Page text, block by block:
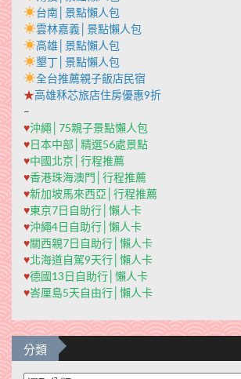
台南│景點懶人包
雲林嘉義│景點懶人包
高雄│景點懶人包
墾丁│景點懶人包
全台推薦親子飯店民宿
★高雄秝芯旅店住房優惠9折
–
♥沖繩│75親子景點懶人包
♥日本中部│精選56處景點
♥中國北京│行程推薦
♥香港珠海澳門│行程推薦
♥新加坡馬來西亞│行程推薦
♥東京7日自助行│懶人卡
♥沖繩4日自助行│懶人卡
♥關西親7日自助行│懶人卡
♥北海道自駕9天行│懶人卡
♥德國13日自助行│懶人卡
♥峇厘島5天自由行│懶人卡
分類